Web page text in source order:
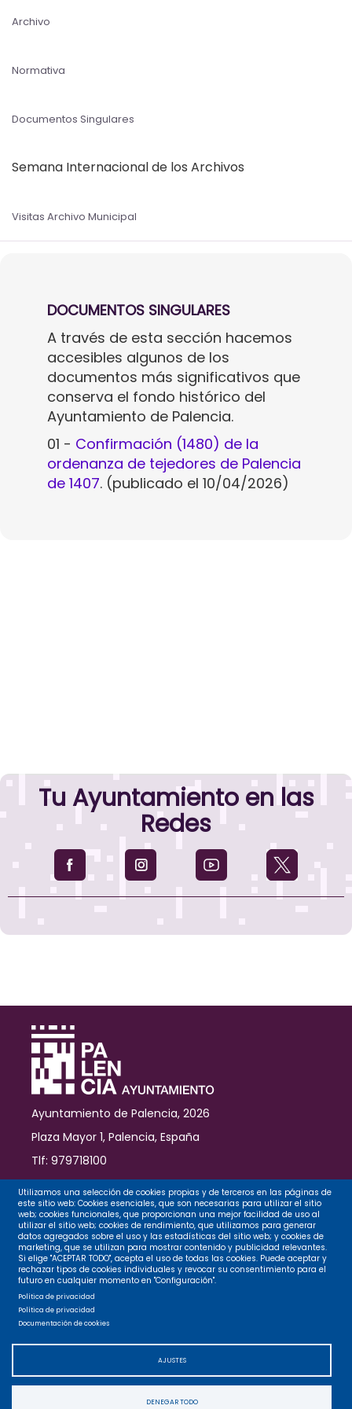
Archivo
Normativa
Documentos Singulares
Semana Internacional de los Archivos
Visitas Archivo Municipal
DOCUMENTOS SINGULARES
A través de esta sección hacemos
accesibles algunos de los
documentos más significativos que
conserva el fondo histórico del
Ayuntamiento de Palencia.
01 - Confirmación (1480) de la
ordenanza de tejedores de Palencia
de 1407. (publicado el 10/04/2026)
Tu Ayuntamiento en las
Redes
Ayuntamiento de Palencia, 2026
Plaza Mayor 1, Palencia, España
Tlf: 979718100
Contacto
Legal
Privacidad
Accesibilidad
Utilizamos una selección de cookies propias y de terceros en las páginas de
este sitio web: Cookies esenciales, que son necesarias para utilizar el sitio
web; cookies funcionales, que proporcionan una mejor facilidad de uso al
utilizar el sitio web; cookies de rendimiento, que utilizamos para generar
datos agregados sobre el uso y las estadísticas del sitio web; y cookies de
marketing, que se utilizan para mostrar contenido y publicidad relevantes.
Si elige "ACEPTAR TODO", acepta el uso de todas las cookies. Puede aceptar y
rechazar tipos de cookies individuales y revocar su consentimiento para el
futuro en cualquier momento en "Configuración".
Política de privacidad
Política de privacidad
Documentación de cookies
AJUSTES
DENEGAR TODO